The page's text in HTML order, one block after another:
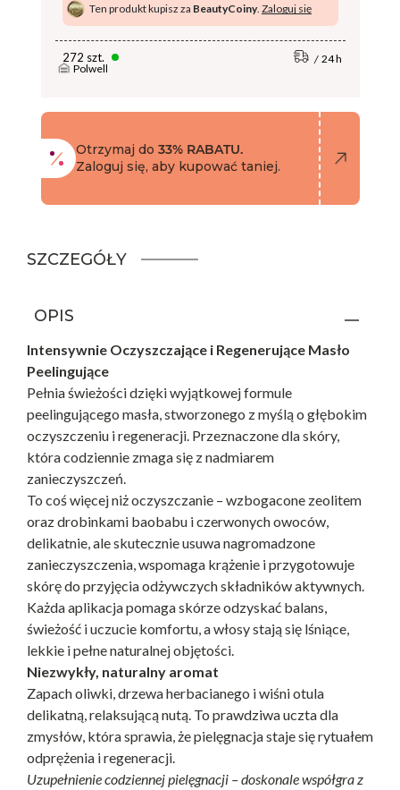
Ten produkt kupisz za BeautyCoiny. Zaloguj się
272 szt.
Polwell
24 h
Otrzymaj do 33% RABATU.
Zaloguj się, aby kupować taniej.
SZCZEGÓŁY
OPIS
Intensywnie Oczyszczające i Regenerujące Masło
Peelingujące
Pełnia świeżości dzięki wyjątkowej formule
peelingującego masła, stworzonego z myślą o głębokim
oczyszczeniu i regeneracji. Przeznaczone dla skóry,
która codziennie zmaga się z nadmiarem
zanieczyszczeń.
To coś więcej niż oczyszczanie – wzbogacone zeolitem
oraz drobinkami baobabu i czerwonych owoców,
delikatnie, ale skutecznie usuwa nagromadzone
zanieczyszczenia, wspomaga krążenie i przygotowuje
skórę do przyjęcia odżywczych składników aktywnych.
Każda aplikacja pomaga skórze odzyskać balans,
świeżość i uczucie komfortu, a włosy stają się lśniące,
lekkie i pełne naturalnej objętości.
Niezwykły, naturalny aromat
Zapach oliwki, drzewa herbacianego i wiśni otula
delikatną, relaksującą nutą. To prawdziwa uczta dla
zmysłów, która sprawia, że pielęgnacja staje się rytuałem
odprężenia i regeneracji.
Uzupełnienie codziennej pielęgnacji – doskonale współgra z